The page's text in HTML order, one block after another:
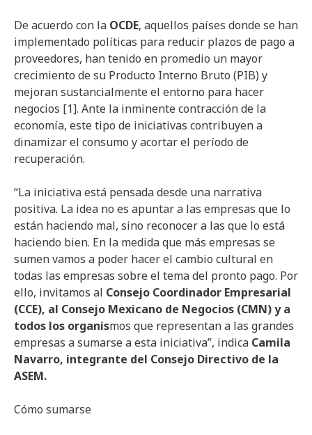
De acuerdo con la OCDE, aquellos países donde se han
implementado políticas para reducir plazos de pago a
proveedores, han tenido en promedio un mayor
crecimiento de su Producto Interno Bruto (PIB) y
mejoran sustancialmente el entorno para hacer
negocios [1]. Ante la inminente contracción de la
economía, este tipo de iniciativas contribuyen a
dinamizar el consumo y acortar el período de
recuperación.
“La iniciativa está pensada desde una narrativa
positiva. La idea no es apuntar a las empresas que lo
están haciendo mal, sino reconocer a las que lo está
haciendo bien. En la medida que más empresas se
sumen vamos a poder hacer el cambio cultural en
todas las empresas sobre el tema del pronto pago. Por
ello, invitamos al Consejo Coordinador Empresarial
(CCE), al Consejo Mexicano de Negocios (CMN) y a
todos los organismos que representan a las grandes
empresas a sumarse a esta iniciativa”, indica Camila
Navarro, integrante del Consejo Directivo de la
ASEM.
Cómo sumarse